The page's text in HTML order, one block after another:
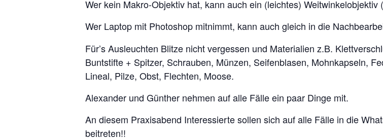
Wer kein Makro-Objektiv hat, kann auch ein (leichtes)
Wer Laptop mit Photoshop mitnimmt, kann auch gleich in die
Für’s Ausleuchten Blitze nicht vergessen und Materialien z.B.
Buntstifte + Spitzer, Schrauben, Münzen, Seifenblasen, Mohnkapseln,
Lineal, Pilze, Obst, Flechten, Moose.
Alexander und Günther nehmen auf alle Fälle ein paar Dinge mit.
An diesem Praxisabend Interessierte sollen sich auf alle Fälle in die
beitreten!!